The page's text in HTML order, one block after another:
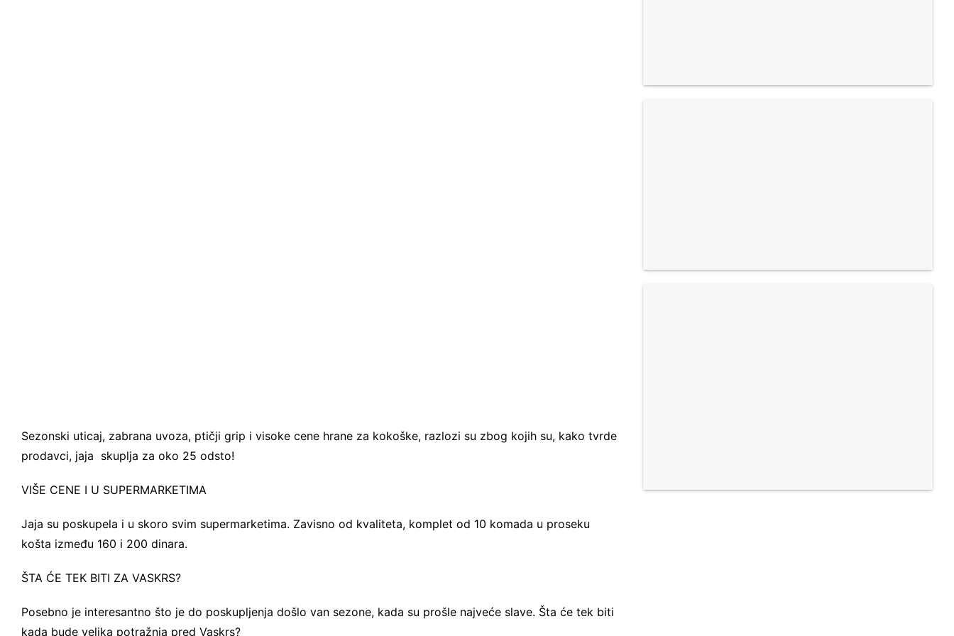
Sezonski uticaj, zabrana uvoza, ptičji grip i visoke cene hrane za kokoške, razlozi su zbog kojih su, kako tvrde
prodavci, jaja skuplja za oko 25 odsto!
VIŠE CENE I U SUPERMARKETIMA
Jaja su poskupela i u skoro svim supermarketima. Zavisno od kvaliteta, komplet od 10 komada u proseku
košta između 160 i 200 dinara.
ŠTA ĆE TEK BITI ZA VASKRS?
Posebno je interesantno što je do poskupljenja došlo van sezone, kada su prošle najveće slave. Šta će tek biti
kada bude velika potražnja pred Vaskrs?